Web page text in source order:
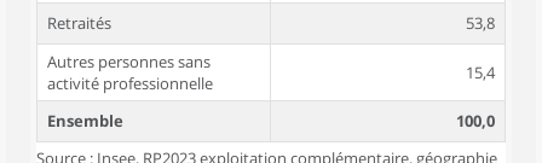
Retraités
53,8
Autres personnes sans
activité professionnelle
15,4
Ensemble
100,0
Source : Insee, RP2023 exploitation complémentaire, géographie